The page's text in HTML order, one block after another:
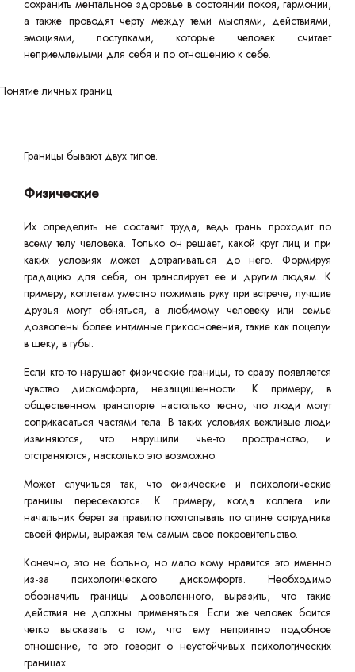
сохранить ментальное здоровье в состоянии покоя, гармонии,
а также проводят черту между теми мыслями, действиями,
эмоциями, поступками, которые человек считает
неприемлемыми для себя и по отношению к себе.
Границы бывают двух типов.
Физические
Их определить не составит труда, ведь грань проходит по
всему телу человека. Только он решает, какой круг лиц и при
каких условиях может дотрагиваться до него. Формируя
градацию для себя, он транслирует ее и другим людям. К
примеру, коллегам уместно пожимать руку при встрече, лучшие
друзья могут обняться, а любимому человеку или семье
дозволены более интимные прикосновения, такие как поцелуи
в щеку, в губы.
Если кто-то нарушает физические границы, то сразу появляется
чувство дискомфорта, незащищенности. К примеру, в
общественном транспорте настолько тесно, что люди могут
соприкасаться частями тела. В таких условиях вежливые люди
извиняются, что нарушили чье-то пространство, и
отстраняются, насколько это возможно.
Может случиться так, что физические и психологические
границы пересекаются. К примеру, когда коллега или
начальник берет за правило похлопывать по спине сотрудника
своей фирмы, выражая тем самым свое покровительство.
Конечно, это не больно, но мало кому нравится это именно
из-за психологического дискомфорта. Необходимо
обозначить границы дозволенного, выразить, что такие
действия не должны применяться. Если же человек боится
четко высказать о том, что ему неприятно подобное
отношение, то это говорит о неустойчивых психологических
границах.